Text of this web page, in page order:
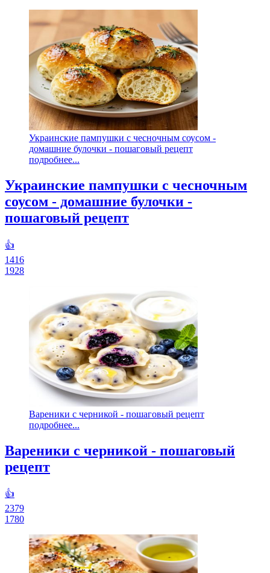
Украинские пампушки с чесночным соусом -
домашние булочки - пошаговый рецепт
подробнее...
Украинские пампушки с чесночным
соусом - домашние булочки -
пошаговый рецепт
👍
1416
1928
Вареники с черникой - пошаговый рецепт
подробнее...
Вареники с черникой - пошаговый
рецепт
👍
2379
1780